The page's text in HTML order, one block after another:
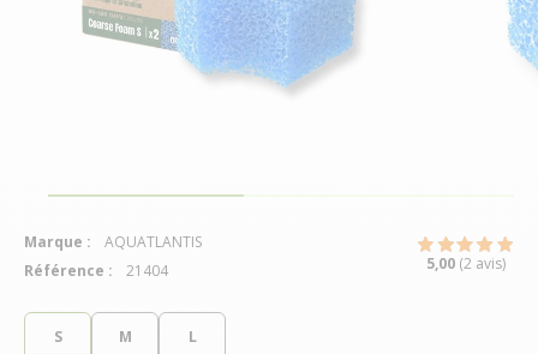
S M L
Marque :
AQUATLANTIS
Référence :
21404 5,00 (2 avis)